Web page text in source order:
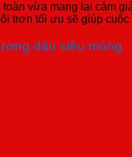
vừa mang lại cảm
trơn tối ưu sẽ giúp
dâu siêu mỏng